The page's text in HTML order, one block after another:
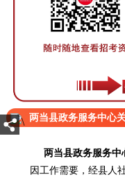
两当县政务服务中心
两当县政务服务中
因工作需要，经县人社